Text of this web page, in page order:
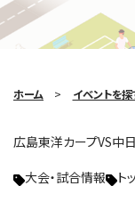
ホーム イベントを探
広島東洋カープVS中
大会・試合情報
ト